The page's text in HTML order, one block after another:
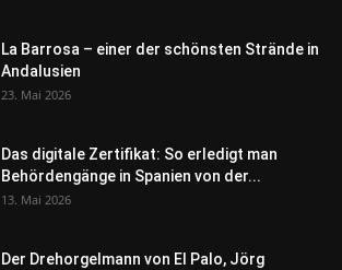
La Barrosa – einer der schönsten Strände in
Andalusien
23. Mai 2026
Das digitale Zertifikat: So erledigt man
Behördengänge in Spanien von der...
13. Mai 2026
Der Drehorgelmann von El Palo, Jörg